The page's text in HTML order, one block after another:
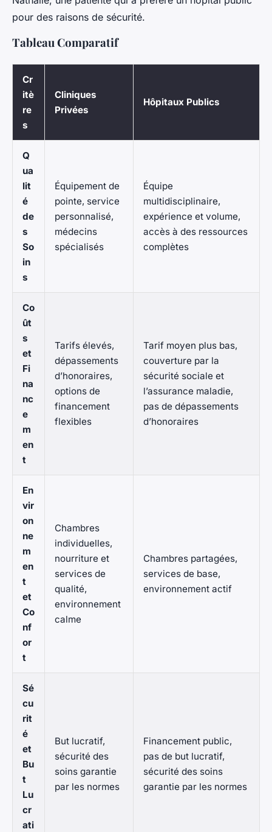
pour des raisons de sécurité.
Tableau Comparatif
Cr
itè
re
s
Cliniques
Privées
Hôpitaux Publics
Q
ua
lit
é
de
s
So
in
s
Équipement de
pointe, service
personnalisé,
médecins
spécialisés
Équipe
multidisciplinaire,
expérience et volume,
accès à des ressources
complètes
Co
ût
s
et
Fi
na
nc
e
m
en
t
Tarifs élevés,
dépassements
d’honoraires,
options de
financement
flexibles
Tarif moyen plus bas,
couverture par la
sécurité sociale et
l’assurance maladie,
pas de dépassements
d’honoraires
En
vir
on
ne
m
en
t
et
Co
nf
or
t
Chambres
individuelles,
nourriture et
services de
qualité,
environnement
calme
Chambres partagées,
services de base,
environnement actif
Sé
cu
rit
é
et
Bu
t
Lu
cr
ati
But lucratif,
sécurité des
soins garantie
par les normes
Financement public,
pas de but lucratif,
sécurité des soins
garantie par les normes